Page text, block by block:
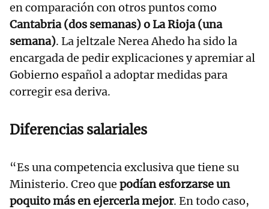
en comparación con otros puntos como
Cantabria (dos semanas) o La Rioja (una
semana). La jeltzale Nerea Ahedo ha sido la
encargada de pedir explicaciones y apremiar al
Gobierno español a adoptar medidas para
corregir esa deriva.
Diferencias salariales
“Es una competencia exclusiva que tiene su
Ministerio. Creo que podían esforzarse un
poquito más en ejercerla mejor. En todo caso,